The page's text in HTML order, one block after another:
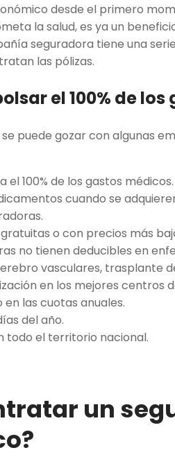
desde el primero
la salud, es ya un
seguradora tiene una
las pólizas.
el 100% de
puede gozar con algunas
el 100% de los gastos médicos.
cuando se
o con precios más
no tienen deducibles en
vasculares, trasplante
en los mejores centros
en las cuotas anuales.
del año.
todo el territorio nacional.
un